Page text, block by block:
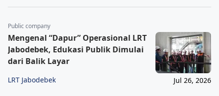
Public company
Mengenal “Dapur” Operasional LRT
Jabodebek, Edukasi Publik Dimulai
dari Balik Layar
LRT Jabodebek Jul 26, 2026